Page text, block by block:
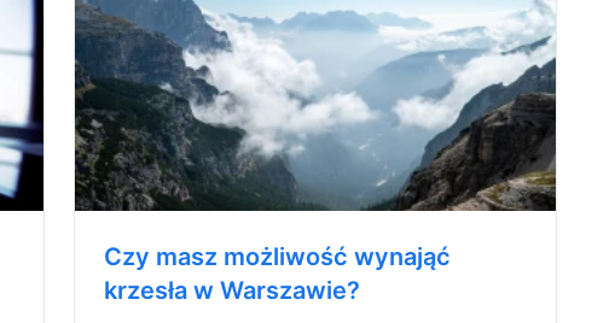
Czy masz możliwość wynająć
krzesła w Warszawie?